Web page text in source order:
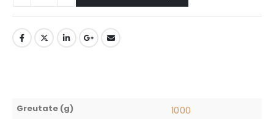
Greutate (g) 1000